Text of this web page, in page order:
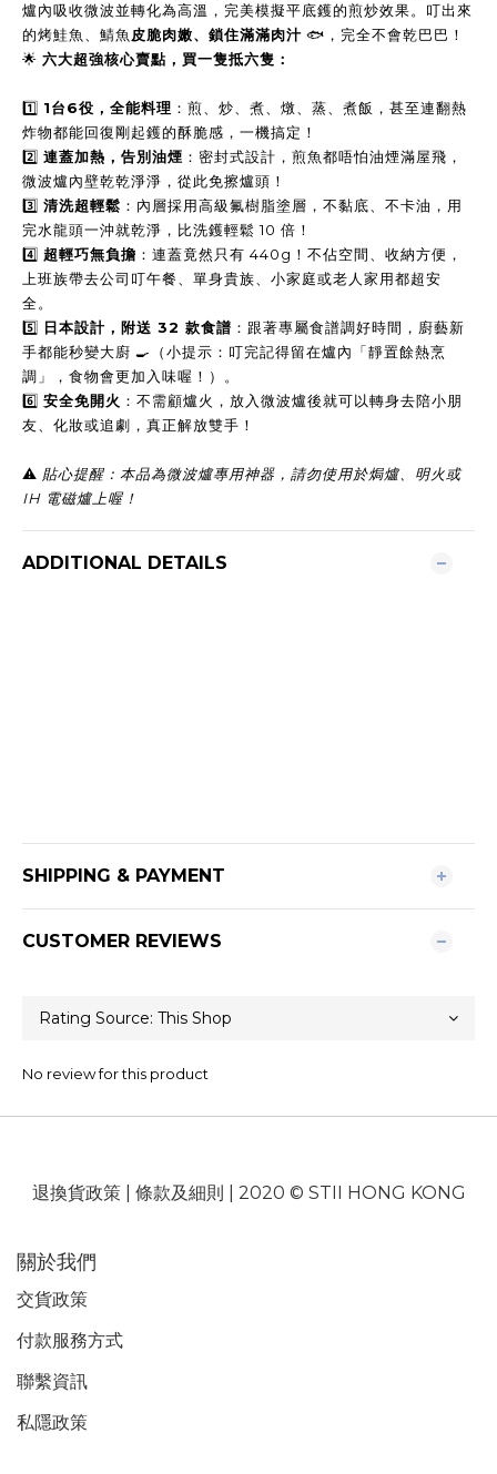
爐內吸收微波並轉化為高溫，完美模擬平底鑊的煎炒效果。叮出來
的烤鮭魚、鯖魚 皮脆肉嫩、鎖住滿滿肉汁 🐟，完全不會乾巴巴！
🌟 六大超強核心賣點，買一隻抵六隻：
1️⃣ 1台6役，全能料理 ：煎、炒、煮、燉、蒸、煮飯，甚至連翻熱
炸物都能回復剛起鑊的酥脆感，一機搞定！
2️⃣ 連蓋加熱，告別油煙 ：密封式設計，煎魚都唔怕油煙滿屋飛，
微波爐內壁乾乾淨淨，從此免擦爐頭！
3️⃣ 清洗超輕鬆 ：內層採用高級氟樹脂塗層，不黏底、不卡油，用
完水龍頭一沖就乾淨，比洗鑊輕鬆 10 倍！
4️⃣ 超輕巧無負擔 ：連蓋竟然只有 440g！不佔空間、收納方便，
上班族帶去公司叮午餐、單身貴族、小家庭或老人家用都超安
全。
5️⃣ 日本設計，附送 32 款食譜 ：跟著專屬食譜調好時間，廚藝新
手都能秒變大廚 🍳（小提示：叮完記得留在爐內「靜置餘熱烹
調」，食物會更加入味喔！）。
6️⃣ 安全免開火 ：不需顧爐火，放入微波爐後就可以轉身去陪小朋
友、化妝或追劇，真正解放雙手！
⚠️ 貼心提醒：本品為微波爐專用神器，請勿使用於焗爐、明火或
IH 電磁爐上喔！
ADDITIONAL DETAILS
SHIPPING & PAYMENT
CUSTOMER REVIEWS
No review for this product
退換貨政策| 條款及細則 | 2020 © STII HONG KONG
關於我們
交貨政策
付款服務方式
聯繫資訊
私隱政策